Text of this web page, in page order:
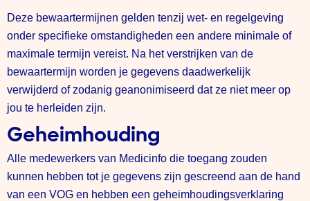
Deze bewaartermijnen gelden tenzij wet- en regelgeving
onder specifieke omstandigheden een andere minimale of
maximale termijn vereist. Na het verstrijken van de
bewaartermijn worden je gegevens daadwerkelijk
verwijderd of zodanig geanonimiseerd dat ze niet meer op
jou te herleiden zijn.
Geheimhouding
Alle medewerkers van Medicinfo die toegang zouden
kunnen hebben tot je gegevens zijn gescreend aan de hand
van een VOG en hebben een geheimhoudingsverklaring